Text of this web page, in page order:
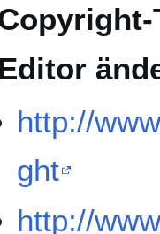
Editor
http://
ght
http://